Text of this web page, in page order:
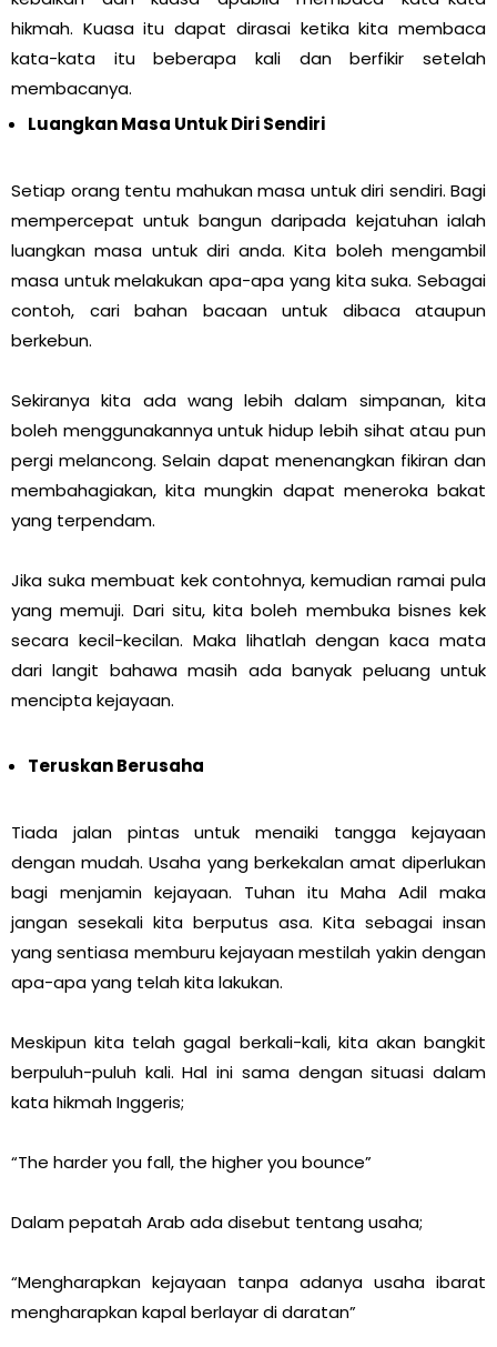
hikmah. Kuasa itu dapat dirasai ketika kita membaca
kata-kata itu beberapa kali dan berfikir setelah
membacanya.
Luangkan Masa Untuk Diri Sendiri
Setiap orang tentu mahukan masa untuk diri sendiri. Bagi
mempercepat untuk bangun daripada kejatuhan ialah
luangkan masa untuk diri anda. Kita boleh mengambil
masa untuk melakukan apa-apa yang kita suka. Sebagai
contoh, cari bahan bacaan untuk dibaca ataupun
berkebun.
Sekiranya kita ada wang lebih dalam simpanan, kita
boleh menggunakannya untuk hidup lebih sihat atau pun
pergi melancong. Selain dapat menenangkan fikiran dan
membahagiakan, kita mungkin dapat meneroka bakat
yang terpendam.
Jika suka membuat kek contohnya, kemudian ramai pula
yang memuji. Dari situ, kita boleh membuka bisnes kek
secara kecil-kecilan. Maka lihatlah dengan kaca mata
dari langit bahawa masih ada banyak peluang untuk
mencipta kejayaan.
Teruskan Berusaha
Tiada jalan pintas untuk menaiki tangga kejayaan
dengan mudah. Usaha yang berkekalan amat diperlukan
bagi menjamin kejayaan. Tuhan itu Maha Adil maka
jangan sesekali kita berputus asa. Kita sebagai insan
yang sentiasa memburu kejayaan mestilah yakin dengan
apa-apa yang telah kita lakukan.
Meskipun kita telah gagal berkali-kali, kita akan bangkit
berpuluh-puluh kali. Hal ini sama dengan situasi dalam
kata hikmah Inggeris;
“The harder you fall, the higher you bounce”
Dalam pepatah Arab ada disebut tentang usaha;
“Mengharapkan kejayaan tanpa adanya usaha ibarat
mengharapkan kapal berlayar di daratan”